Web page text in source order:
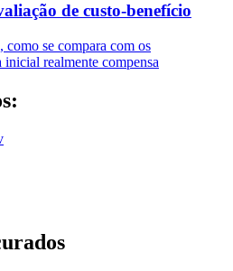
de custo-benefício
como se compara com os
inicial realmente compensa